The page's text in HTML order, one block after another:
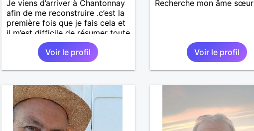
Je viens d’arriver à Chantonnay
afin de me reconstruire .c’est la
première fois que je fais cela et
il m’est difficile de résumer toute
une vie.je suis à la retraite et
aujourd’hui c’est mon
anniversaire !J’aimerais
rencontrer quelqu’un qui partage
quelqu’un un être humain
Voir le profil
Recherche mon âme sœur
Voir le profil